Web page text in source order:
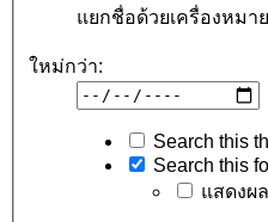
แยกชื่อด้วยเครื่องหมา
ใหม่กว่า:
Search this
Search this
แสดงผ